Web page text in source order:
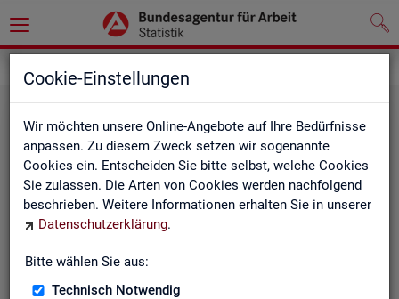
Cookie-Einstellungen
Wir möchten unsere Online-Angebote auf Ihre Bedürfnisse
anpassen. Zu diesem Zweck setzen wir sogenannte
Cookies ein. Entscheiden Sie bitte selbst, welche Cookies
Sie zulassen. Die Arten von Cookies werden nachfolgend
beschrieben. Weitere Informationen erhalten Sie in unserer
Datenschutzerklärung.
Bitte wählen Sie aus:
Technisch Notwendig